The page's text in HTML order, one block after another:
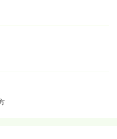
となりますので、施設看護
日々の変化の確認や、バイタ
、ドクターからの指示書を
していただきます。